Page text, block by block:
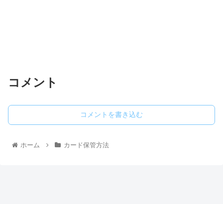
コメント
コメントを書き込む
ホーム カード保管方法